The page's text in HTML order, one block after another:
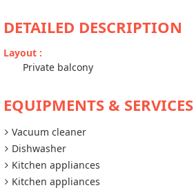
DETAILED DESCRIPTION
Layout :
Private balcony
EQUIPMENTS & SERVICES
Vacuum cleaner
Dishwasher
Kitchen appliances
Kitchen appliances